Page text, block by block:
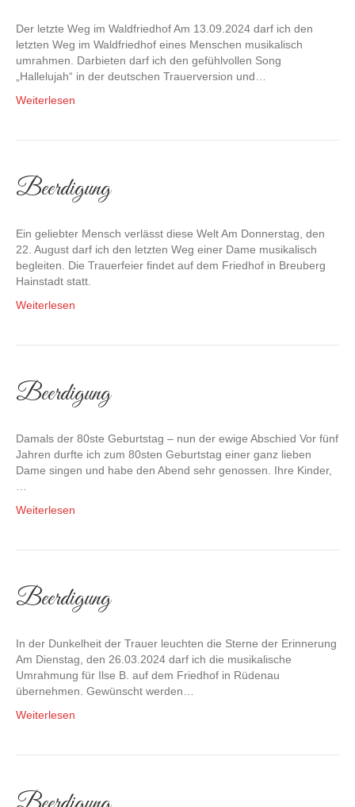
Der letzte Weg im Waldfriedhof Am 13.09.2024 darf ich den
letzten Weg im Waldfriedhof eines Menschen musikalisch
umrahmen. Darbieten darf ich den gefühlvollen Song
„Hallelujah“ in der deutschen Trauerversion und…
Weiterlesen
Beerdigung
Ein geliebter Mensch verlässt diese Welt Am Donnerstag, den
22. August darf ich den letzten Weg einer Dame musikalisch
begleiten. Die Trauerfeier findet auf dem Friedhof in Breuberg
Hainstadt statt.
Weiterlesen
Beerdigung
Damals der 80ste Geburtstag – nun der ewige Abschied Vor fünf
Jahren durfte ich zum 80sten Geburtstag einer ganz lieben
Dame singen und habe den Abend sehr genossen. Ihre Kinder,
Weiterlesen
Beerdigung
In der Dunkelheit der Trauer leuchten die Sterne der Erinnerung
Am Dienstag, den 26.03.2024 darf ich die musikalische
Umrahmung für Ilse B. auf dem Friedhof in Rüdenau
übernehmen. Gewünscht werden…
Weiterlesen